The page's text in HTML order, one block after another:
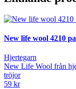
New life wool 4210
Hjertegarn
New Life Wool från
tröjor
59 kr